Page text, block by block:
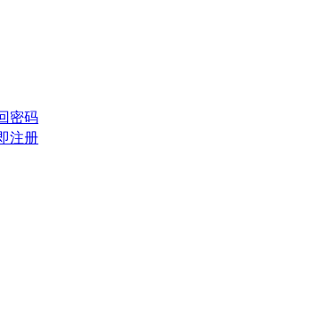
密码
注册